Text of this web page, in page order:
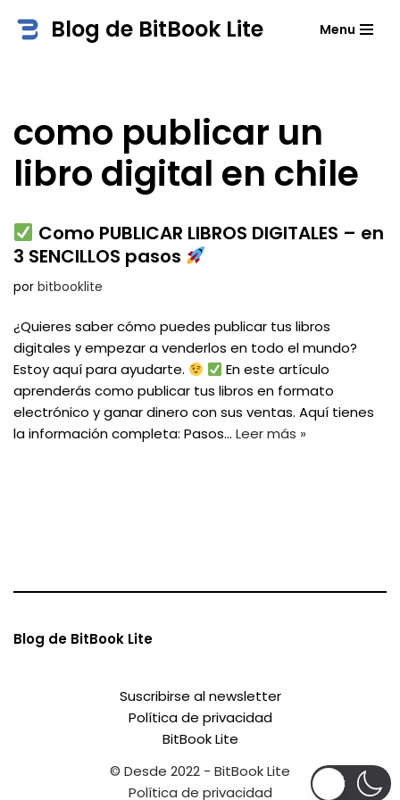
Blog de BitBook Lite Menu
como publicar un
libro digital en chile
Como PUBLICAR LIBROS DIGITALES – en
3 SENCILLOS pasos
por bitbooklite
¿Quieres saber cómo puedes publicar tus libros
digitales y empezar a venderlos en todo el mundo?
Estoy aquí para ayudarte.
En este artículo
aprenderás como publicar tus libros en formato
electrónico y ganar dinero con sus ventas. Aquí tienes
la información completa: Pasos… Leer más »
Blog de BitBook Lite
Suscribirse al newsletter
Política de privacidad
BitBook Lite
© Desde 2022 - BitBook Lite
Política de privacidad